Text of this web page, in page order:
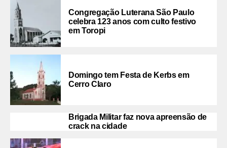
Congregação Luterana São Paulo
celebra 123 anos com culto festivo
em Toropi
Domingo tem Festa de Kerbs em
Cerro Claro
Brigada Militar faz nova apreensão de
crack na cidade